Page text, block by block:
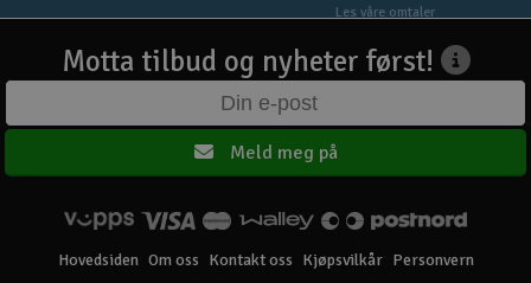
Les våre omtaler
Motta tilbud og nyheter først!
Meld meg på
Hovedsiden Om oss Kontakt oss Kjøpsvilkår Personvern